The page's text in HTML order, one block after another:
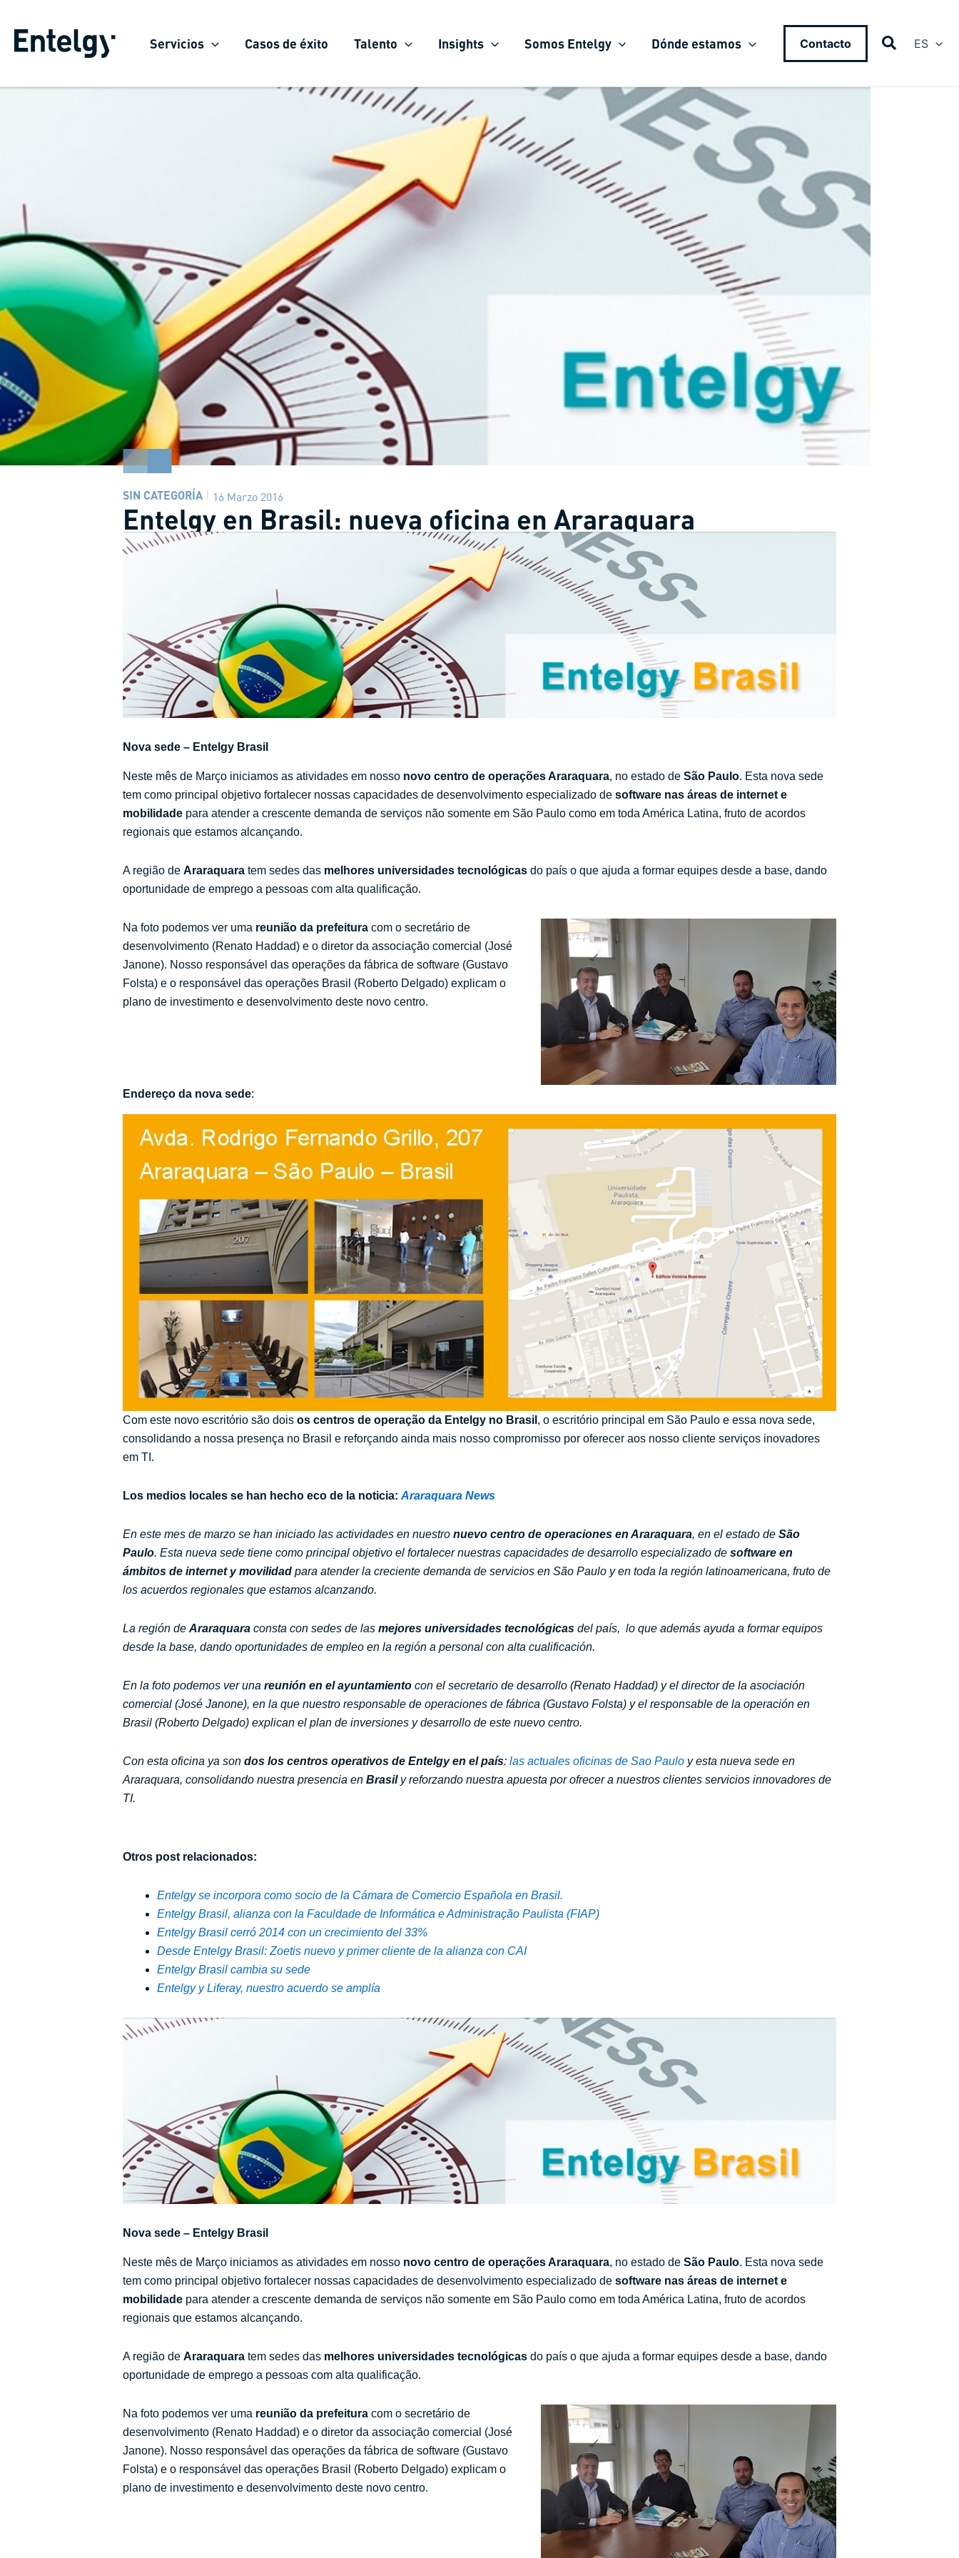
contenido
Servicios Casos de éxito Talento Insights Somos Entelgy Dónde estamos Contacto ES
SIN CATEGORÍA 16 Marzo 2016
Entelgy en Brasil: nueva oficina en Araraquara
Nova sede – Entelgy Brasil
Neste mês de Março iniciamos as atividades em nosso novo centro de operações Araraquara, no estado de São Paulo. Esta nova sede
tem como principal objetivo fortalecer nossas capacidades de desenvolvimento especializado de software nas áreas de internet e
mobilidade para atender a crescente demanda de serviços não somente em São Paulo como em toda América Latina, fruto de acordos
regionais que estamos alcançando.
A região de Araraquara tem sedes das melhores universidades tecnológicas do país o que ajuda a formar equipes desde a base, dando
oportunidade de emprego a pessoas com alta qualificação.
Na foto podemos ver uma reunião da prefeitura com o secretário de
desenvolvimento (Renato Haddad) e o diretor da associação comercial (José
Janone). Nosso responsável das operações da fábrica de software (Gustavo
Folsta) e o responsável das operações Brasil (Roberto Delgado) explicam o
plano de investimento e desenvolvimento deste novo centro.
Endereço da nova sede:
Com este novo escritório são dois os centros de operação da Entelgy no Brasil , o escritório principal em São Paulo e essa nova sede,
consolidando a nossa presença no Brasil e reforçando ainda mais nosso compromisso por oferecer aos nosso cliente serviços inovadores
em TI.
Los medios locales se han hecho eco de la noticia: Araraquara News
En este mes de marzo se han iniciado las actividades en nuestro nuevo centro de operaciones en Araraquara, en el estado de São
Paulo. Esta nueva sede tiene como principal objetivo el fortalecer nuestras capacidades de desarrollo especializado de software en
ámbitos de internet y movilidad para atender la creciente demanda de servicios en São Paulo y en toda la región latinoamericana, fruto de
los acuerdos regionales que estamos alcanzando.
La región de Araraquara consta con sedes de las mejores universidades tecnológicas del país, lo que además ayuda a formar equipos
desde la base, dando oportunidades de empleo en la región a personal con alta cualificación.
En la foto podemos ver una reunión en el ayuntamiento con el secretario de desarrollo (Renato Haddad) y el director de la asociación
comercial (José Janone), en la que nuestro responsable de operaciones de fábrica (Gustavo Folsta) y el responsable de la operación en
Brasil (Roberto Delgado) explican el plan de inversiones y desarrollo de este nuevo centro.
Con esta oficina ya son dos los centros operativos de Entelgyen el país: las actuales oficinas de Sao Paulo y esta nueva sede en
Araraquara, consolidando nuestra presencia en Brasily reforzando nuestra apuesta por ofrecer a nuestros clientes servicios innovadores de
TI.
Otros post relacionados:
Entelgy se incorpora como socio de la Cámara de Comercio Española en Brasil.
Entelgy Brasil, alianza con la Faculdade de Informática e Administração Paulista (FIAP)
Entelgy Brasil cerró 2014 con un crecimiento del 33%
Desde Entelgy Brasil: Zoetis nuevo y primer cliente de la alianza con CAI
Entelgy Brasil cambia su sede
Entelgy y Liferay, nuestro acuerdo se amplía
Nova sede – Entelgy Brasil
Neste mês de Março iniciamos as atividades em nosso novo centro de operações Araraquara, no estado de São Paulo. Esta nova sede
tem como principal objetivo fortalecer nossas capacidades de desenvolvimento especializado de software nas áreas de internet e
mobilidade para atender a crescente demanda de serviços não somente em São Paulo como em toda América Latina, fruto de acordos
regionais que estamos alcançando.
A região de Araraquara tem sedes das melhores universidades tecnológicas do país o que ajuda a formar equipes desde a base, dando
oportunidade de emprego a pessoas com alta qualificação.
Na foto podemos ver uma reunião da prefeitura com o secretário de
desenvolvimento (Renato Haddad) e o diretor da associação comercial (José
Janone). Nosso responsável das operações da fábrica de software (Gustavo
Folsta) e o responsável das operações Brasil (Roberto Delgado) explicam o
plano de investimento e desenvolvimento deste novo centro.